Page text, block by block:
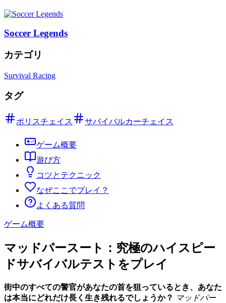
Soccer Legends
カテゴリ
Survival Racing
タグ
ポリスチェイス サバイバルカーチェイス
ゲーム概要
遊び方
コツとテクニック
なぜここでプレイ？
よくある質問
ゲーム概要
マッドパースート：究極のハイスピー
ドサバイバルテストをプレイ
街中のすべての警官があなたの首を狙っているとき、あなた
は本当にどれだけ長く生き残れるでしょうか？ マッドパー